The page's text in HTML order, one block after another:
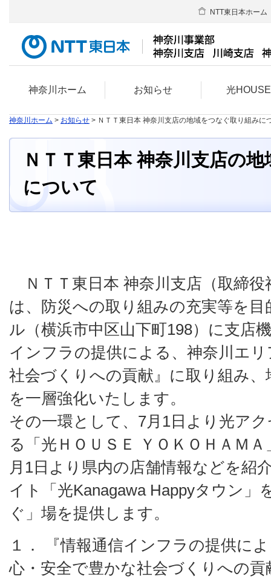
神奈川ホーム お知らせ 光HOUSE
NTT東日本ホーム
神奈川ホーム > お知らせ > ＮＴＴ東日本 神奈川支店の地域をつなぐ取り組みに
ＮＴＴ東日本 神奈川支店の
について
ＮＴＴ東日本 神奈川支店（取締役
は、防災への取り組みの充実等を
ル（横浜市中区山下町198）に支店
インフラの提供による、神奈川エ
社会づくりへの貢献』に取り組み
を一層強化いたします。
その一環として、7月1日より光ア
る「光ＨＯＵＳＥ ＹＯＫＯＨＡＭ
月1日より県内の店舗情報などを紹
イト「光Kanagawa Happyタウン」
ぐ」場を提供します。
１． 『情報通信インフラの提供に
心・安全で豊かな社会づくりへの